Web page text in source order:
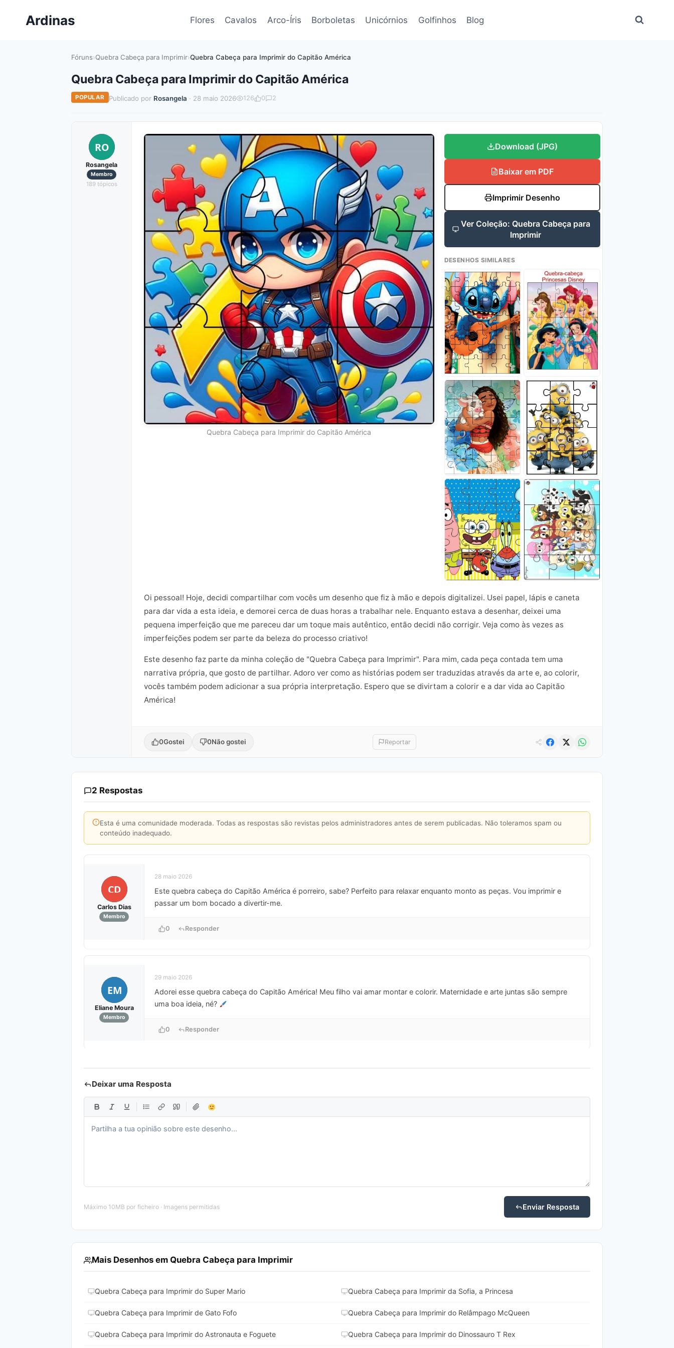
Ardinas Flores Cavalos Arco-Íris Borboletas Unicórnios Golfinhos Blog
Fóruns›Quebra Cabeça para Imprimir›Quebra Cabeça para Imprimir do Capitão América
Quebra Cabeça para Imprimir do Capitão América
POPULAR Publicado por Rosangela · 28 maio 2026 126 0 2
RO
Rosangela
Membro
189 tópicos
Quebra Cabeça para Imprimir do Capitão América
Download (JPG)
Baixar em PDF
Imprimir Desenho
Ver Coleção: Quebra Cabeça para
Imprimir
DESENHOS SIMILARES
Oi pessoal! Hoje, decidi compartilhar com vocês um desenho que fiz à mão e depois digitalizei. Usei papel, lápis e caneta
para dar vida a esta ideia, e demorei cerca de duas horas a trabalhar nele. Enquanto estava a desenhar, deixei uma
pequena imperfeição que me pareceu dar um toque mais autêntico, então decidi não corrigir. Veja como às vezes as
imperfeições podem ser parte da beleza do processo criativo!
Este desenho faz parte da minha coleção de "Quebra Cabeça para Imprimir". Para mim, cada peça contada tem uma
narrativa própria, que gosto de partilhar. Adoro ver como as histórias podem ser traduzidas através da arte e, ao colorir,
vocês também podem adicionar a sua própria interpretação. Espero que se divirtam a colorir e a dar vida ao Capitão
América!
0Gostei 0Não gostei Reportar
2 Respostas
Esta é uma comunidade moderada. Todas as respostas são revistas pelos administradores antes de serem publicadas. Não toleramos spam ou
conteúdo inadequado.
CD
Carlos Dias
Membro
28 maio 2026
Este quebra cabeça do Capitão América é porreiro, sabe? Perfeito para relaxar enquanto monto as peças. Vou imprimir e
passar um bom bocado a divertir-me.
0 Responder
EM
Eliane Moura
Membro
29 maio 2026
Adorei esse quebra cabeça do Capitão América! Meu filho vai amar montar e colorir. Maternidade e arte juntas são sempre
uma boa ideia, né?
0 Responder
Deixar uma Resposta
Máximo 10MB por ficheiro · Imagens permitidas Enviar Resposta
Mais Desenhos em Quebra Cabeça para Imprimir
Quebra Cabeça para Imprimir do Super Mario Quebra Cabeça para Imprimir da Sofia, a Princesa
Quebra Cabeça para Imprimir de Gato Fofo Quebra Cabeça para Imprimir do Relâmpago McQueen
Quebra Cabeça para Imprimir do Astronauta e Foguete Quebra Cabeça para Imprimir do Dinossauro T Rex